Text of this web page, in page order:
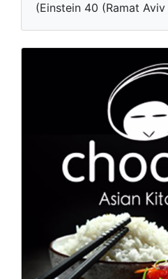
(Einstein 40 (Ramat